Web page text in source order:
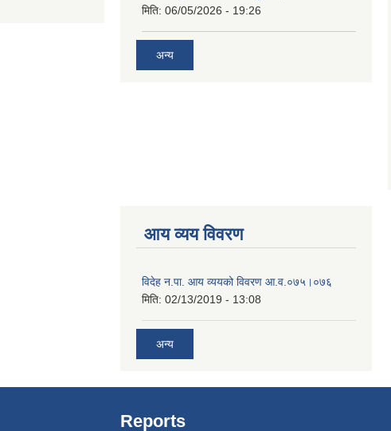
मिति: 06/05/2026 - 19:26
अन्य
आय व्यय विवरण
विदेह न.पा. आय व्ययको विवरण आ.व.०७५।०७६
मिति: 02/13/2019 - 13:08
अन्य
Reports